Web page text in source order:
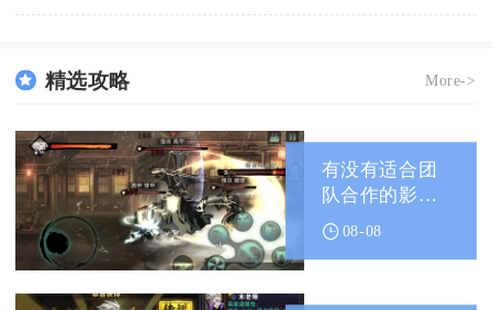
精选攻略 More->
有没有适合团
队合作的影之
刃2玄玉阵容
08-08